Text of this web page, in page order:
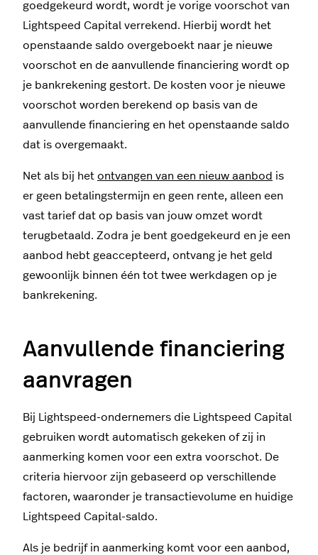
goedgekeurd wordt, wordt je vorige voorschot van
Lightspeed Capital verrekend. Hierbij wordt het
openstaande saldo overgeboekt naar je nieuwe
voorschot en de aanvullende financiering wordt op
je bankrekening gestort. De kosten voor je nieuwe
voorschot worden berekend op basis van de
aanvullende financiering en het openstaande saldo
dat is overgemaakt.
Net als bij het ontvangen van een nieuw aanbod is
er geen betalingstermijn en geen rente, alleen een
vast tarief dat op basis van jouw omzet wordt
terugbetaald. Zodra je bent goedgekeurd en je een
aanbod hebt geaccepteerd, ontvang je het geld
gewoonlijk binnen één tot twee werkdagen op je
bankrekening.
Aanvullende financiering
aanvragen
Bij Lightspeed-ondernemers die Lightspeed Capital
gebruiken wordt automatisch gekeken of zij in
aanmerking komen voor een extra voorschot. De
criteria hiervoor zijn gebaseerd op verschillende
factoren, waaronder je transactievolume en huidige
Lightspeed Capital-saldo.
Als je bedrijf in aanmerking komt voor een aanbod,